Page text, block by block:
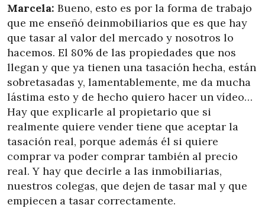
Marcela: Bueno, esto es por la forma de trabajo
que me enseñó deinmobiliarios que es que hay
que tasar al valor del mercado y nosotros lo
hacemos. El 80% de las propiedades que nos
llegan y que ya tienen una tasación hecha, están
sobretasadas y, lamentablemente, me da mucha
lástima esto y de hecho quiero hacer un vídeo…
Hay que explicarle al propietario que si
realmente quiere vender tiene que aceptar la
tasación real, porque además él si quiere
comprar va poder comprar también al precio
real. Y hay que decirle a las inmobiliarias,
nuestros colegas, que dejen de tasar mal y que
empiecen a tasar correctamente.